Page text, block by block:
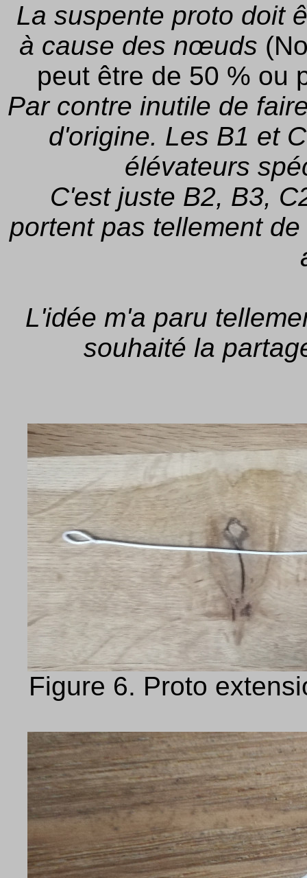
La suspente proto doit
à cause des nœuds
peut être de 50 % ou
Par contre inutile de
d'origine. Les B1 et
élévateurs
C'est juste B2, B3,
portent pas tellement
L'idée m'a paru
souhaité la
Figure 6. Proto